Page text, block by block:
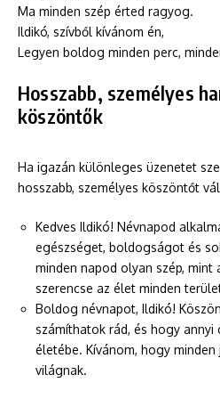
Ma minden szép érted ragyog.
Ildikó, szívből kívánom én,
Legyen boldog minden perc,
Hosszabb, személyes
köszöntők
Ha igazán különleges üzenetet
hosszabb, személyes köszöntőt
Kedves Ildikó! Névnapod
egészséget, boldogságot és
minden napod olyan szép, mint
szerencse az élet minden
Boldog névnapot, Ildikó!
számíthatok rád, és hogy
életébe. Kívánom, hogy
világnak.